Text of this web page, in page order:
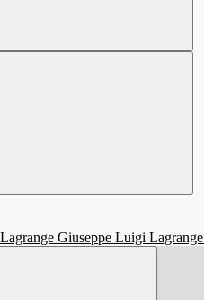
Giuseppe Luigi Lagrange